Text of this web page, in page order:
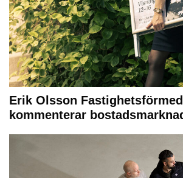
Erik Olsson
kommenterar